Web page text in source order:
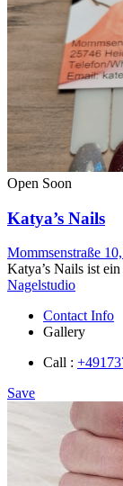
Open Soon
Katya’s Nails
Mommsenstraße
Katya’s Nails ist
Nagelstudio
Contact Info
Gallery
Call :
Save